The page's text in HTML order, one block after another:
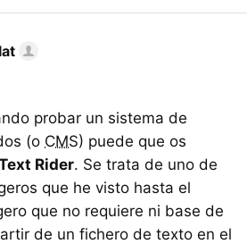
probar un sistema de
(o CMS) puede que os
Rider. Se trata de uno de
que he visto hasta el
que no requiere ni base de
de un fichero de texto en el